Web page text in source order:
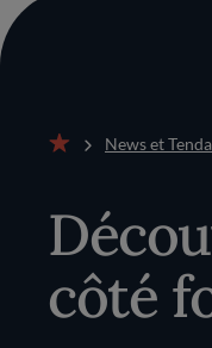
News et
côté